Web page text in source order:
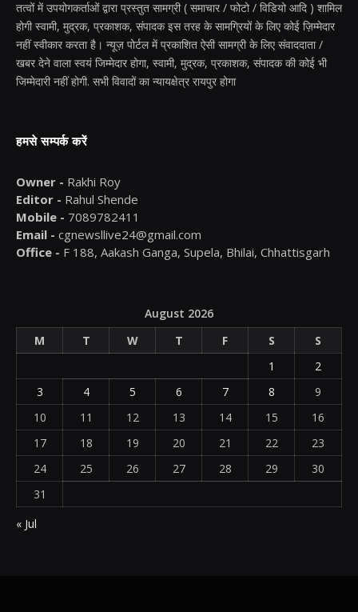
तत्वों में उपयोगकर्ताओं द्वारा प्रस्तुत सामग्री ( समाचार / फोटो / विडियो आदि ) शामिल
होगी स्वामी, मुद्रक, प्रकाशक, संपादक इस तरह के सामग्रियों के लिए कोई ज़िम्मेदार
नहीं स्वीकार करता है। न्यूज़ पोर्टल में प्रकाशित ऐसी सामग्री के लिए संवाददाता /
खबर देने वाला स्वयं जिम्मेदार होगा, स्वामी, मुद्रक, प्रकाशक, संपादक की कोई भी
जिम्मेदारी नहीं होगी. सभी विवादों का न्यायक्षेत्र रायपुर होगा
हमसे सम्पर्क करें
Owner - Rakhi Roy
Editor - Rahul Shende
Mobile - 7089782411
Email - cgnewsllive24@gmail.com
Office - F 188, Aakash Ganga, Supela, Bhilai, Chhattisgarh
August 2026
M
T W T F S
S
1
2
3
4 5 6 7 8
9
10
11 12 13 14 15
16
17
18 19 20 21 22
23
24
25 26 27 28 29
30
31
« Jul